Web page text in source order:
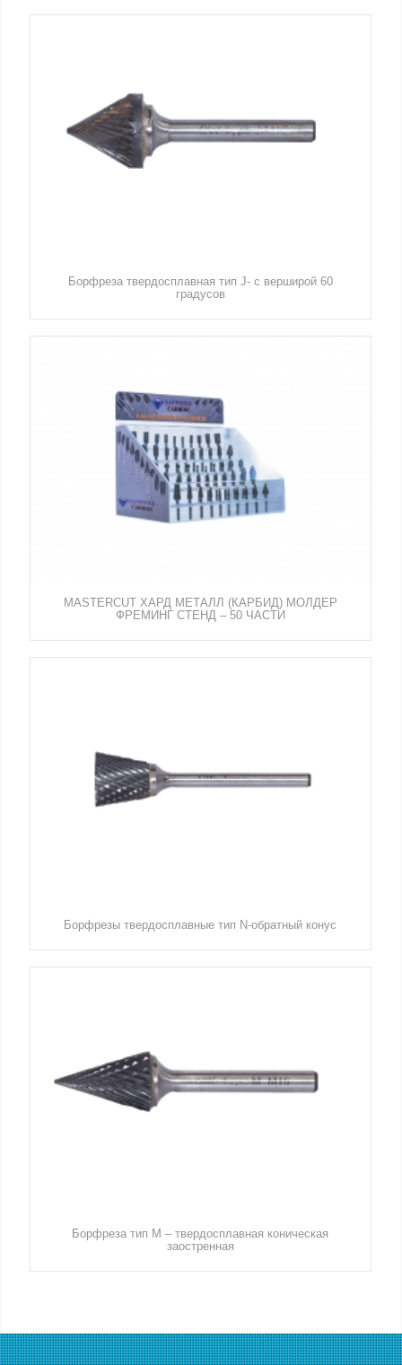
Борфреза твердосплавная тип J- с верширой 60
градусов
MASTERCUT ХАРД МЕТАЛЛ (КАРБИД) МОЛДЕР
ФРЕМИНГ СТЕНД – 50 ЧАСТИ
Борфрезы твердосплавные тип N-обратный конус
Борфреза тип M – твердосплавная коническая
заостренная